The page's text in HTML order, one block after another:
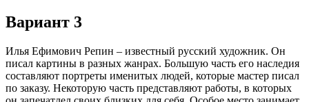
Вариант 3
Илья Ефимович Репин – известный русский художник. Он
писал картины в разных жанрах. Большую часть его наследия
составляют портреты именитых людей, которые мастер писал
по заказу. Некоторую часть представляют работы, в которых